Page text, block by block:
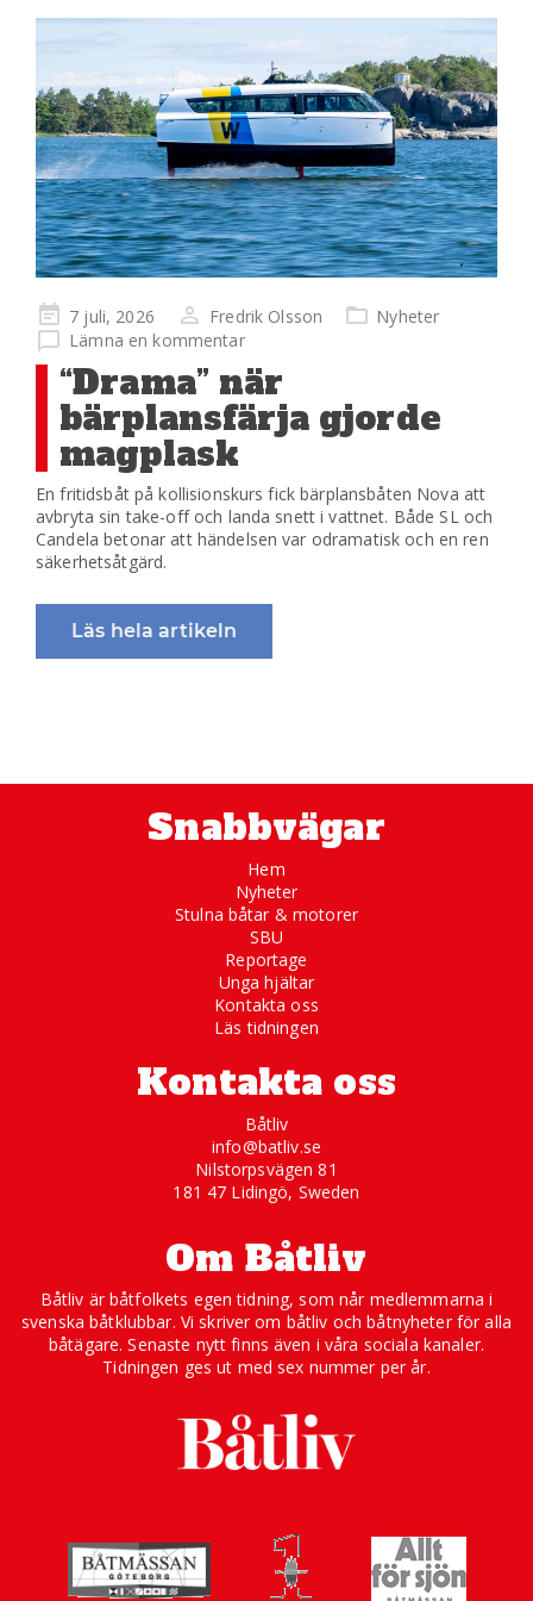
Publicerad
på
7 juli, 2026 Fredrik Olsson
Nyheter
Lämna en kommentar
“Drama” när
bärplansfärja gjorde
magplask
En fritidsbåt på kollisionskurs fick bärplansbåten Nova att
avbryta sin take-off och landa snett i vattnet. Både SL och
Candela betonar att händelsen var odramatisk och en ren
säkerhetsåtgärd.
Läs hela artikeln
Snabbvägar
Hem
Nyheter
Stulna båtar & motorer
SBU
Reportage
Unga hjältar
Kontakta oss
Läs tidningen
Kontakta oss
Båtliv
info@batliv.se
Nilstorpsvägen 81
181 47 Lidingö, Sweden
Om Båtliv
Båtliv är båtfolkets egen tidning, som når medlemmarna i
svenska båtklubbar. Vi skriver om båtliv och båtnyheter för alla
båtägare. Senaste nytt finns även i våra sociala kanaler.
Tidningen ges ut med sex nummer per år.